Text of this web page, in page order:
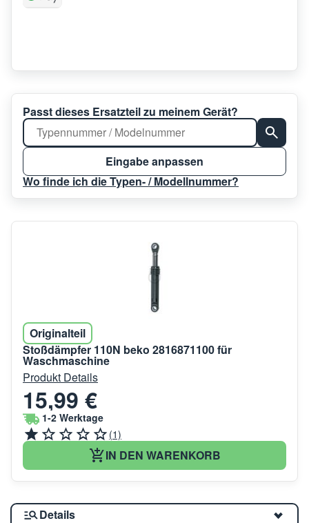
Passt dieses Ersatzteil zu meinem Gerät?
Eingabe anpassen
Wo finde ich die Typen- / Modellnummer?
Originalteil
Stoßdämpfer 110N beko 2816871100 für
Waschmaschine
Produkt Details
15,99 €
1-2 Werktage
(1)
IN DEN WARENKORB
Details